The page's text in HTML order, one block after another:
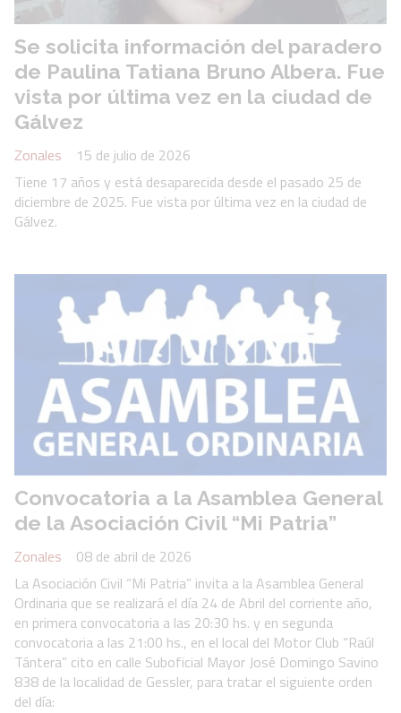
Se solicita información del paradero
de Paulina Tatiana Bruno Albera. Fue
vista por última vez en la ciudad de
Gálvez
Zonales
15 de julio de 2026
Tiene 17 años y está desaparecida desde el pasado 25 de
diciembre de 2025. Fue vista por última vez en la ciudad de
Gálvez.
Convocatoria a la Asamblea General
de la Asociación Civil “Mi Patria”
Zonales
08 de abril de 2026
La Asociación Civil “Mi Patria” invita a la Asamblea General
Ordinaria que se realizará el día 24 de Abril del corriente año,
en primera convocatoria a las 20:30 hs. y en segunda
convocatoria a las 21:00 hs., en el local del Motor Club “Raúl
Tántera” cito en calle Suboficial Mayor José Domingo Savino
838 de la localidad de Gessler, para tratar el siguiente orden
del día: